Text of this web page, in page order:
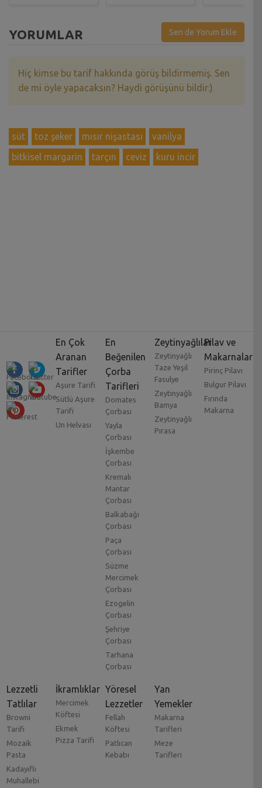
YORUMLAR Sen de Yorum Ekle
Hiç kimse bu tarif hakkında görüş bildirmemiş. Sen
de mi öyle yapacaksın? Haydi görüşünü bildir:)
süt toz şeker mısır nişastası
vanilya
bitkisel margarin
tarçın ceviz kuru incir
En Çok
Aranan
Tarifler
Aşure Tarifi
Sütlü Aşure
Tarifi
Un Helvası
En
Beğenilen
Çorba
Tarifleri
Domates
Çorbası
Yayla
Çorbası
İşkembe
Çorbası
Kremalı
Mantar
Çorbası
Balkabağı
Çorbası
Paça
Çorbası
Süzme
Mercimek
Çorbası
Ezogelin
Çorbası
Şehriye
Çorbası
Tarhana
Çorbası
Zeytinyağlılar
Zeytinyağlı
Taze Yeşil
Fasulye
Zeytinyağlı
Bamya
Zeytinyağlı
Pırasa
Pilav ve
Makarnalar
Pirinç Pilavı
Bulgur Pilavı
Fırında
Makarna
Lezzetli
Tatlılar
Browni
Tarifi
Mozaik
Pasta
Kadayıflı
Muhallebi
İkramlıklar
Mercimek
Köftesi
Ekmek
Pizza Tarifi
Yöresel
Lezzetler
Fellah
Köftesi
Patlıcan
Kebabı
Yan
Yemekler
Makarna
Tarifleri
Meze
Tarifleri